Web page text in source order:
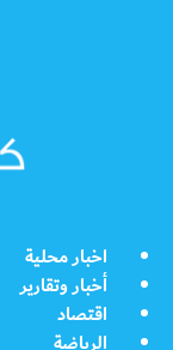
اخبار محلية
أخبار وتقارير
اقتصاد
الرياضة